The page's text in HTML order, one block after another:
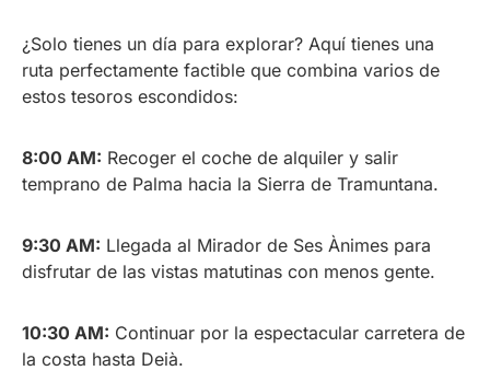
¿Solo tienes un día para explorar? Aquí tienes una
ruta perfectamente factible que combina varios de
estos tesoros escondidos:
8:00 AM: Recoger el coche de alquiler y salir
temprano de Palma hacia la Sierra de Tramuntana.
9:30 AM: Llegada al Mirador de Ses Ànimes para
disfrutar de las vistas matutinas con menos gente.
10:30 AM: Continuar por la espectacular carretera de
la costa hasta Deià.